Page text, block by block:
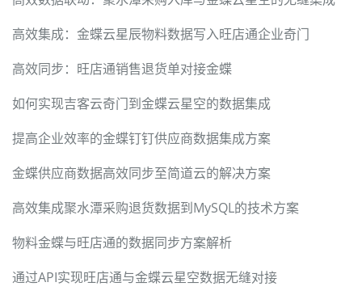
高效集成：金蝶云星辰物料数据写入旺店通企业奇门
高效同步：旺店通销售退货单对接金蝶
如何实现吉客云奇门到金蝶云星空的数据集成
提高企业效率的金蝶钉钉供应商数据集成方案
金蝶供应商数据高效同步至简道云的解决方案
高效集成聚水潭采购退货数据到MySQL的技术方案
物料金蝶与旺店通的数据同步方案解析
通过API实现旺店通与金蝶云星空数据无缝对接